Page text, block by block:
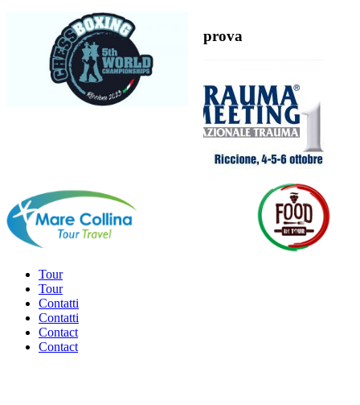
prova
Tour
Tour
Contatti
Contatti
Contact
Contact